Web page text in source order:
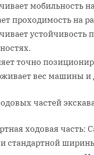
мобильность
проходимость на
точно
вес машины и
частей
ходовая
стандартной